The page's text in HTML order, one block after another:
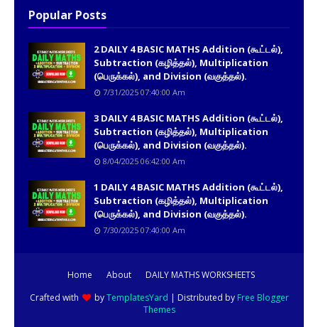
Popular Posts
2 DAILY 4 BASIC MATHS Addition (கூட்டல்),
Subtraction (கழித்தல்), Multiplication
(பெருக்கல்), and Division (வகுத்தல்).
7/31/2025 07:40:00 Am
3 DAILY 4 BASIC MATHS Addition (கூட்டல்),
Subtraction (கழித்தல்), Multiplication
(பெருக்கல்), and Division (வகுத்தல்).
8/04/2025 06:42:00 Am
1 DAILY 4 BASIC MATHS Addition (கூட்டல்),
Subtraction (கழித்தல்), Multiplication
(பெருக்கல்), and Division (வகுத்தல்).
7/30/2025 07:40:00 Am
Home About
DAILY MATHS WORKSHEETS
Crafted with
byTemplatesYard | Distributed by Free Blogger
Themes